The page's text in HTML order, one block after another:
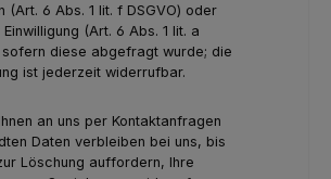
(Art. 6 Abs. 1 lit. f DSGVO) oder
(Art. 6 Abs. 1 lit. a
sofern diese abgefragt wurde; die
ist jederzeit widerrufbar.
an uns per Kontaktanfragen
Daten verbleiben bei uns, bis
Löschung auffordern, Ihre